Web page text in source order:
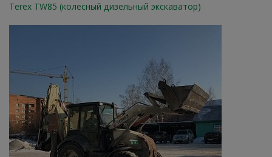
Terex TW85 (колесный дизельный экскаватор)